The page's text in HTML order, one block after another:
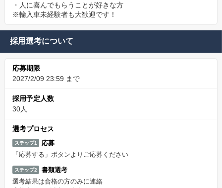
・人に喜んでもらうことが好きな方
※輸入車未経験者も大歓迎です！
採用選考について
応募期限
2027/2/09 23:59 まで
採用予定人数
30人
選考プロセス
ステップ1
応募
「応募する」ボタンよりご応募ください
ステップ2
書類選考
選考結果は合格の方のみに連絡